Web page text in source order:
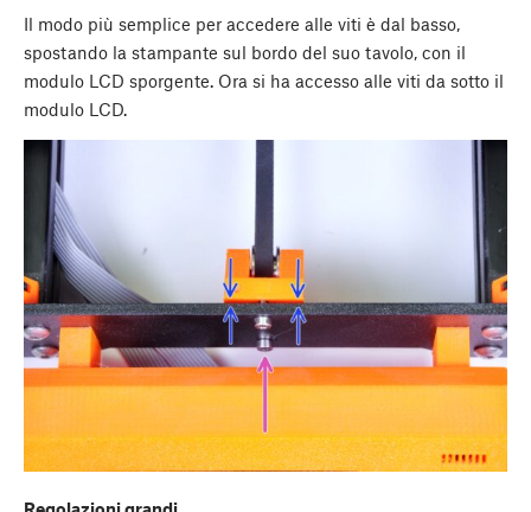
Il modo più semplice per accedere alle viti è dal basso,
spostando la stampante sul bordo del suo tavolo, con il
modulo LCD sporgente. Ora si ha accesso alle viti da sotto il
modulo LCD.